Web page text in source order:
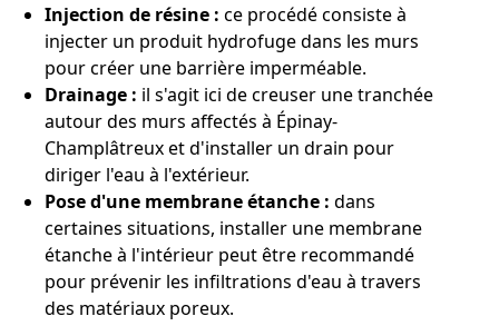
Injection de résine : ce procédé consiste à
injecter un produit hydrofuge dans les murs
pour créer une barrière imperméable.
Drainage : il s'agit ici de creuser une tranchée
autour des murs affectés à Épinay-
Champlâtreux et d'installer un drain pour
diriger l'eau à l'extérieur.
Pose d'une membrane étanche : dans
certaines situations, installer une membrane
étanche à l'intérieur peut être recommandé
pour prévenir les infiltrations d'eau à travers
des matériaux poreux.